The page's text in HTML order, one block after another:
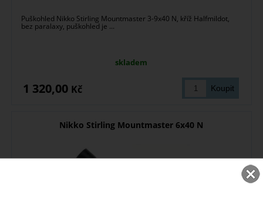
Puškohled Nikko Stirling Mountmaster 3-9x40 N, kříž Halfmildot,
bez paralaxy, puškohled je ...
skladem
1 320,00 Kč
Nikko Stirling Mountmaster 6x40 N